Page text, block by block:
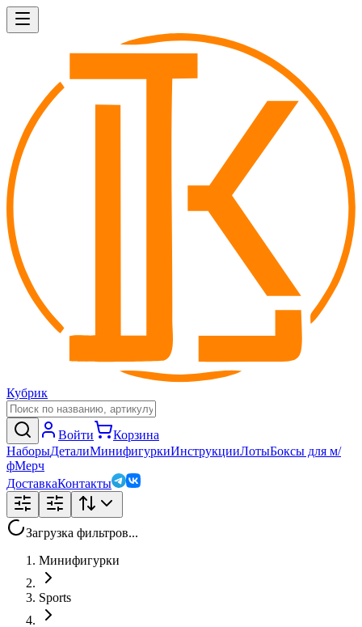
Кубрик
Войти
Корзина
НаборыДеталиМинифигуркиИнструкцииЛотыБоксы для м/
фМерч
ДоставкаКонтакты
Загрузка фильтров...
Минифигурки
Sports